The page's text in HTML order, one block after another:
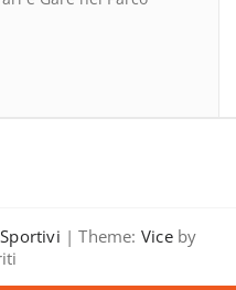
| Theme: Viceby